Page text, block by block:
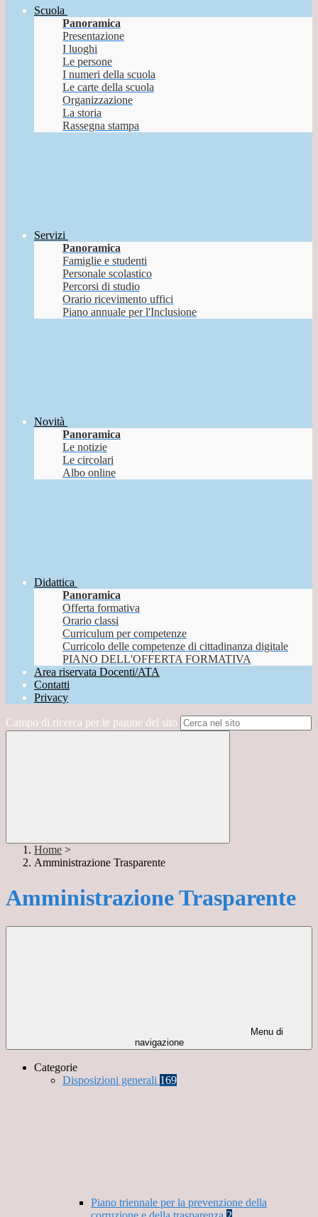
Scuola
Panoramica
Presentazione
I luoghi
Le persone
I numeri della scuola
Le carte della scuola
Organizzazione
La storia
Rassegna stampa
Servizi
Panoramica
Famiglie e studenti
Personale scolastico
Percorsi di studio
Orario ricevimento uffici
Piano annuale per l'Inclusione
Novità
Panoramica
Le notizie
Le circolari
Albo online
Didattica
Panoramica
Offerta formativa
Orario classi
Curriculum per competenze
Curricolo delle competenze di cittadinanza digitale
PIANO DELL'OFFERTA FORMATIVA
Area riservata Docenti/ATA
Contatti
Privacy
Campo di ricerca per le pagine del sito
Home >
Amministrazione Trasparente
Amministrazione Trasparente
Menu di
navigazione
Categorie
Disposizioni generali 169
Piano triennale per la prevenzione della